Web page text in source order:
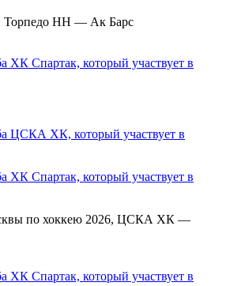
Торпедо НН — Ак Барс
по хоккею 2026, ЦСКА ХК —